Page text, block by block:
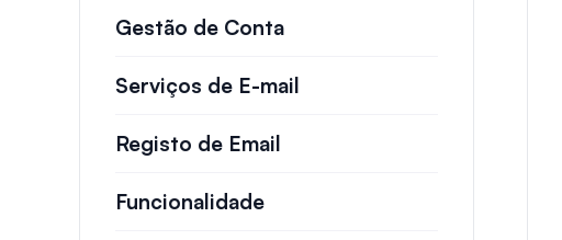
Gestão de Conta
Serviços de E-mail
Registo de Email
Funcionalidade